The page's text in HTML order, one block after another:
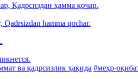
Қадрсиздан ҳамма қочар.
Qadrsizdan hamma qochar.
ва қадрсизлик ҳақида #меҳр-